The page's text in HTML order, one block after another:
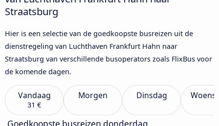
Straatsburg
Hier is een selectie van de goedkoopste busreizen uit de
dienstregeling van Luchthaven Frankfurt Hahn naar
Straatsburg van verschillende busoperators zoals FlixBus voor
de komende dagen.
Vandaag
31 €
Morgen Dinsdag